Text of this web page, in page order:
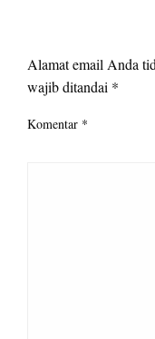
Alamat email Anda
wajib ditandai *
Komentar *